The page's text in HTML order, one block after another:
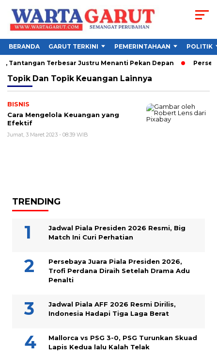
BERANDA GARUT TERKINI PEMERINTAHAAN POLITIK
Tantangan Terbesar Justru Menanti Pekan Depan
Topik Dan Topik Keuangan Lainnya
BISNIS
Cara Mengelola Keuangan yang
Efektif
Jumat, 3 Maret 2023 - 08:39 WIB
TRENDING
Jadwal Piala Presiden 2026 Resmi, Big
Match Ini Curi Perhatian
Persebaya Juara Piala Presiden 2026,
Trofi Perdana Diraih Setelah Drama Adu
Penalti
Jadwal Piala AFF 2026 Resmi Dirilis,
Indonesia Hadapi Tiga Laga Berat
Mallorca vs PSG 3-0, PSG Turunkan Skuad
Lapis Kedua lalu Kalah Telak